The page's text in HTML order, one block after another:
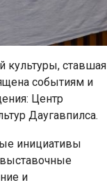
культуры, ставшая
событиям и
Центр
Даугавпилса.
инициативы
и